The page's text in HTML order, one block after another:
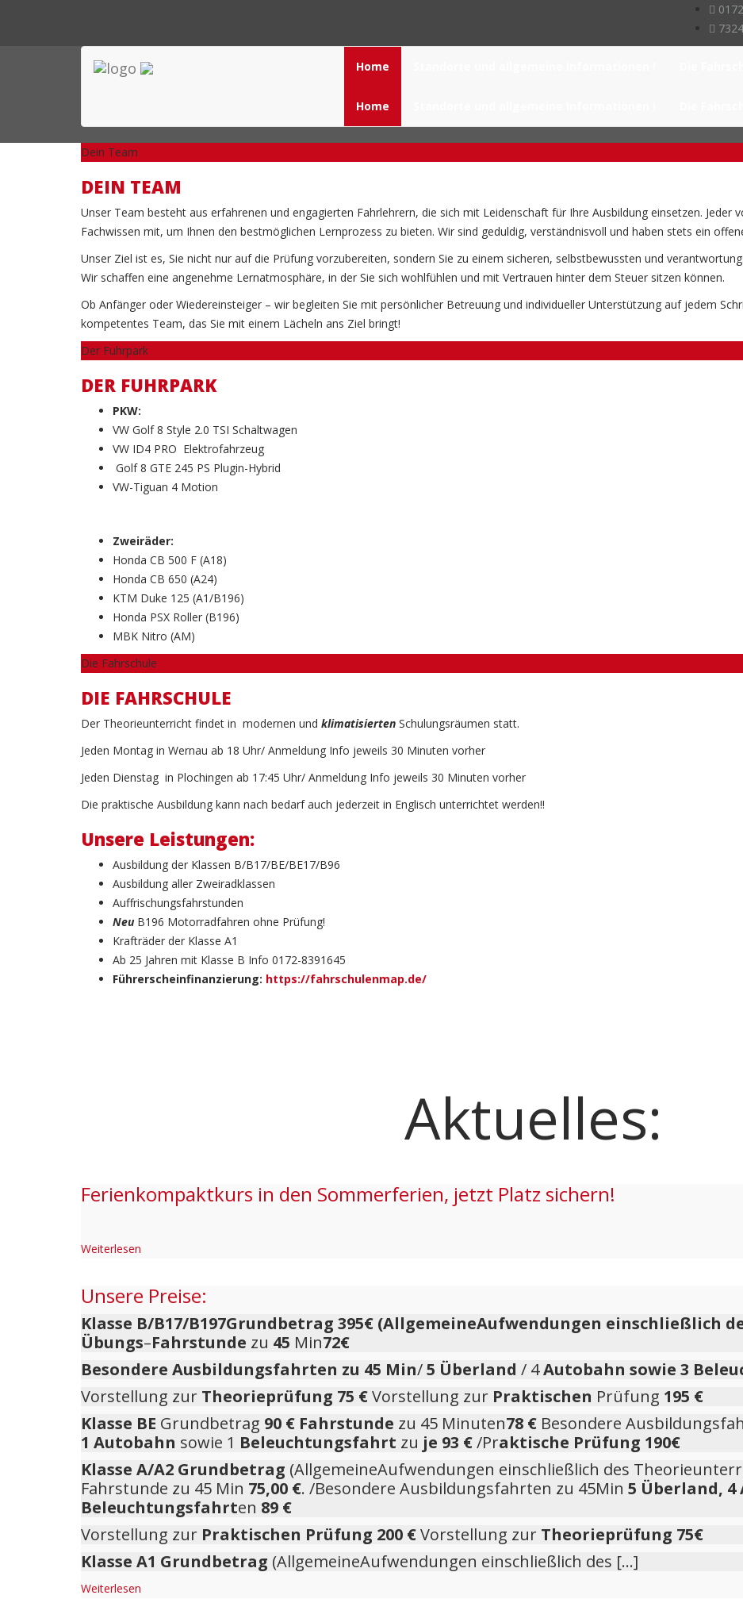
Home
Home
Dein Team
DEIN TEAM
Unser Team besteht aus erfahrenen und engagierten Fahrlehrern, die sich mit Leidenschaft für Ihre Ausbildung einsetzen. Jeder
Fachwissen mit, um Ihnen den bestmöglichen Lernprozess zu bieten. Wir sind geduldig, verständnisvoll und haben stets ein
Unser Ziel ist es, Sie nicht nur auf die Prüfung vorzubereiten, sondern Sie zu einem sicheren, selbstbewussten und
Wir schaffen eine angenehme Lernatmosphäre, in der Sie sich wohlfühlen und mit Vertrauen hinter dem Steuer sitzen können.
Ob Anfänger oder Wiedereinsteiger – wir begleiten Sie mit persönlicher Betreuung und individueller Unterstützung auf jedem
kompetentes Team, das Sie mit einem Lächeln ans Ziel bringt!
Der Fuhrpark
DER FUHRPARK
PKW:
VW Golf 8 Style 2.0 TSI Schaltwagen
VW ID4 PRO Elektrofahrzeug
Golf 8 GTE 245 PS Plugin-Hybrid
VW-Tiguan 4 Motion
Zweiräder:
Honda CB 500 F (A18)
Honda CB 650 (A24)
KTM Duke 125 (A1/B196)
Honda PSX Roller (B196)
MBK Nitro (AM)
Die Fahrschule
DIE FAHRSCHULE
Der Theorieunterricht findet in modernen und klimatisierten Schulungsräumen statt.
Jeden Montag in Wernau ab 18 Uhr/ Anmeldung Info jeweils 30 Minuten vorher
Jeden Dienstag in Plochingen ab 17:45 Uhr/ Anmeldung Info jeweils 30 Minuten vorher
Die praktische Ausbildung kann nach bedarf auch jederzeit in Englisch unterrichtet werden!!
Unsere Leistungen:
Ausbildung der Klassen B/B17/BE/BE17/B96
Ausbildung aller Zweiradklassen
Auffrischungsfahrstunden
NeuB196 Motorradfahren ohne Prüfung!
Krafträder der Klasse A1
Ab 25 Jahren mit Klasse B Info 0172-8391645
Führerscheinfinanzierung: https://fahrschulenmap.de/
Aktuelles:
Ferienkompaktkurs in den Sommerferien, jetzt Platz sichern!
Weiterlesen
Unsere Preise:
Klasse B/B17/B197Grundbetrag 395€ (AllgemeineAufwendungen einschließlich
Übungs–Fahrstunde zu 45 Min72€
Besondere Ausbildungsfahrten zu 45 Min/5 Überland / 4Autobahn sowie 3
Vorstellung zur Theorieprüfung 75 €Vorstellung zur Praktischen Prüfung 195 €
Klasse BE Grundbetrag 90 € Fahrstunde zu 45 Minuten78 € Besondere
1 Autobahn sowie 1 Beleuchtungsfahrt zu je 93 €/Praktische Prüfung 190€
Klasse A/A2 Grundbetrag (AllgemeineAufwendungen einschließlich des
Fahrstunde zu 45 Min 75,00 €. /Besondere Ausbildungsfahrten zu 45Min 5 Überland,
Beleuchtungsfahrten 89 €
Vorstellung zur Praktischen Prüfung 200 €Vorstellung zur Theorieprüfung 75€
Klasse A1 Grundbetrag (AllgemeineAufwendungen einschließlich des […]
Weiterlesen